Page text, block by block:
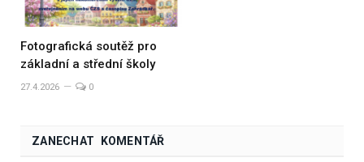
Fotografická soutěž pro
základní a střední školy
27.4.2026 0
ZANECHAT KOMENTÁŘ